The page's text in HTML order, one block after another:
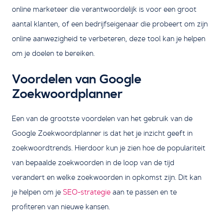
online marketeer die verantwoordelijk is voor een groot
aantal klanten, of een bedrijfseigenaar die probeert om zijn
online aanwezigheid te verbeteren, deze tool kan je helpen
om je doelen te bereiken.
Voordelen van Google
Zoekwoordplanner
Een van de grootste voordelen van het gebruik van de
Google Zoekwoordplanner is dat het je inzicht geeft in
zoekwoordtrends. Hierdoor kun je zien hoe de populariteit
van bepaalde zoekwoorden in de loop van de tijd
verandert en welke zoekwoorden in opkomst zijn. Dit kan
je helpen om je SEO-strategie aan te passen en te
profiteren van nieuwe kansen.